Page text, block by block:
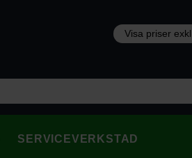
SERVICEVERKSTAD